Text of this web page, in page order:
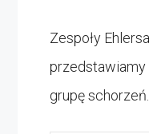
Zespoły
przedstawiamy
grupę schorzeń.